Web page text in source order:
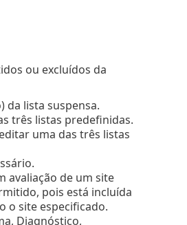
ou excluídos da
da lista suspensa.
três listas predefinidas.
uma das três listas
avaliação de um site
pois está incluída
o site especificado.
Diagnóstico,